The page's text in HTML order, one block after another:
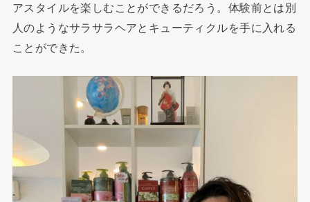
アスタイルを楽しむことができるだろう。体験前とは別
人のようなサラサラヘアとキューティクルを手に入れる
ことができた。